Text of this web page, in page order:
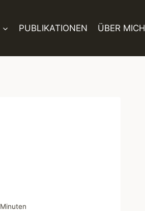
PUBLIKATIONEN ÜBER MICH
Minuten